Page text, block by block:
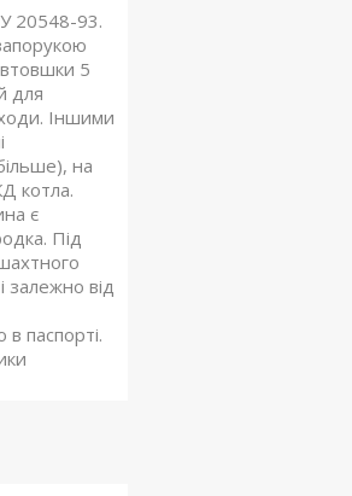
20548-93.
5
для
Іншими
на
котла.
є
Під
залежно від
паспорті.